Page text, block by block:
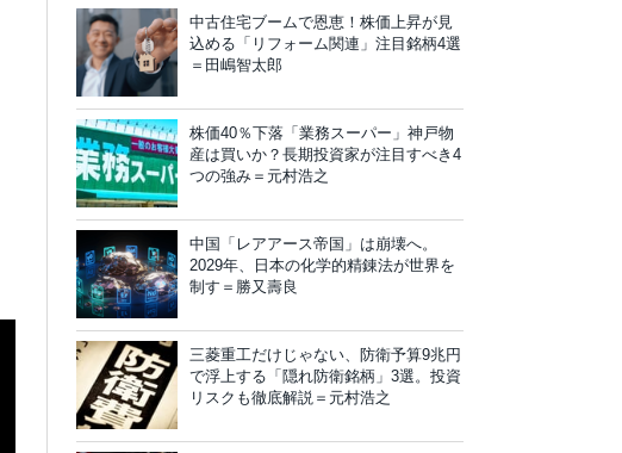
中古住宅ブームで恩恵！株価上昇が見
込める「リフォーム関連」注目銘柄4選
＝田嶋智太郎
株価40％下落「業務スーパー」神戸物
産は買いか？長期投資家が注目すべき4
つの強み＝元村浩之
中国「レアアース帝国」は崩壊へ。
2029年、日本の化学的精錬法が世界を
制す＝勝又壽良
三菱重工だけじゃない、防衛予算9兆円
で浮上する「隠れ防衛銘柄」3選。投資
リスクも徹底解説＝元村浩之